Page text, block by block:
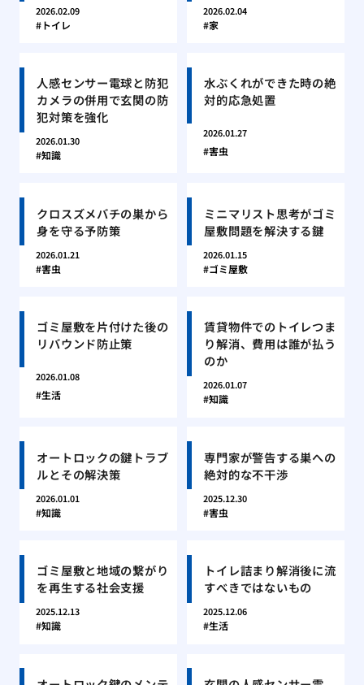
2026.02.09
トイレ
2026.02.04
家
人感センサー電球と防犯
カメラの併用で玄関の防
犯対策を強化
2026.01.30
知識
水ぶくれができた時の絶
対的応急処置
2026.01.27
害虫
クロスズメバチの巣から
身を守る予防策
2026.01.21
害虫
ミニマリスト思考がゴミ
屋敷問題を解決する鍵
2026.01.15
ゴミ屋敷
ゴミ屋敷を片付けた後の
リバウンド防止策
2026.01.08
生活
賃貸物件でのトイレつま
り解消、費用は誰が払う
のか
2026.01.07
知識
オートロックの鍵トラブ
ルとその解決策
2026.01.01
知識
専門家が警告する巣への
絶対的な不干渉
2025.12.30
害虫
ゴミ屋敷と地域の繋がり
を再生する社会支援
2025.12.13
知識
トイレ詰まり解消後に流
すべきではないもの
2025.12.06
生活